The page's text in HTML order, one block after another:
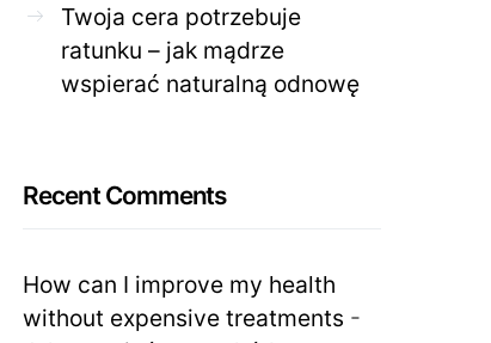
Twoja cera potrzebuje
ratunku – jak mądrze
wspierać naturalną odnowę
Recent Comments
How can I improve my health
without expensive treatments -